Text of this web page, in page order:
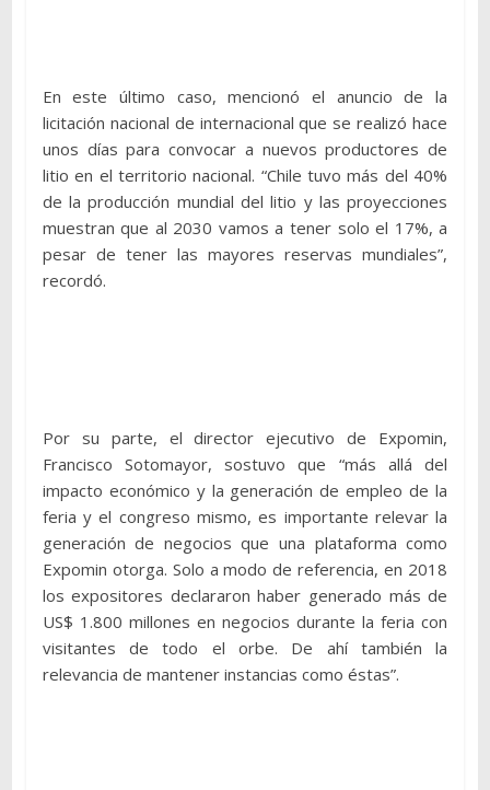
En este último caso, mencionó el anuncio de la
licitación nacional de internacional que se realizó hace
unos días para convocar a nuevos productores de
litio en el territorio nacional. “Chile tuvo más del 40%
de la producción mundial del litio y las proyecciones
muestran que al 2030 vamos a tener solo el 17%, a
pesar de tener las mayores reservas mundiales”,
recordó.
Por su parte, el director ejecutivo de Expomin,
Francisco Sotomayor, sostuvo que “más allá del
impacto económico y la generación de empleo de la
feria y el congreso mismo, es importante relevar la
generación de negocios que una plataforma como
Expomin otorga. Solo a modo de referencia, en 2018
los expositores declararon haber generado más de
US$ 1.800 millones en negocios durante la feria con
visitantes de todo el orbe. De ahí también la
relevancia de mantener instancias como éstas”.